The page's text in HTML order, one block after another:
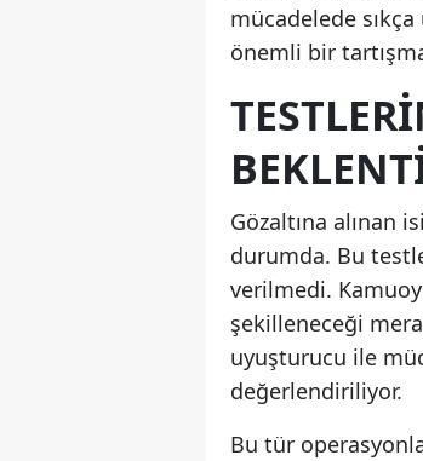
mücadelede
önemli bir
Gözaltına alınan
durumda. Bu
verilmedi.
şekilleneceği
uyuşturucu ile
değerlendiriliyor.
Bu tür